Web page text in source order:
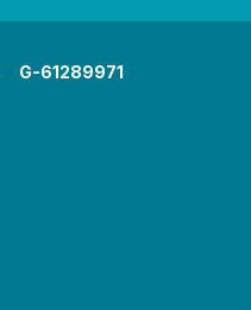
G-61289971